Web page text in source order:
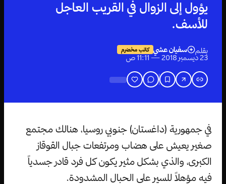
يؤول إلى الزوال في القريب العاجل
للأسف.
بقلم سفيان عشي كاتب مخضرم
23 ديسمبر 2018 — 11:11 ص
في جمهورية (داغستان) جنوبي روسيا، هنالك مجتمع
صغير يعيش على هضاب ومرتفعات جبال القوقاز
الكبرى، والذي بشكل مثير يكون كل فرد قادر جسدياً
فيه مؤهلاً للسير على الحبال المشدودة.